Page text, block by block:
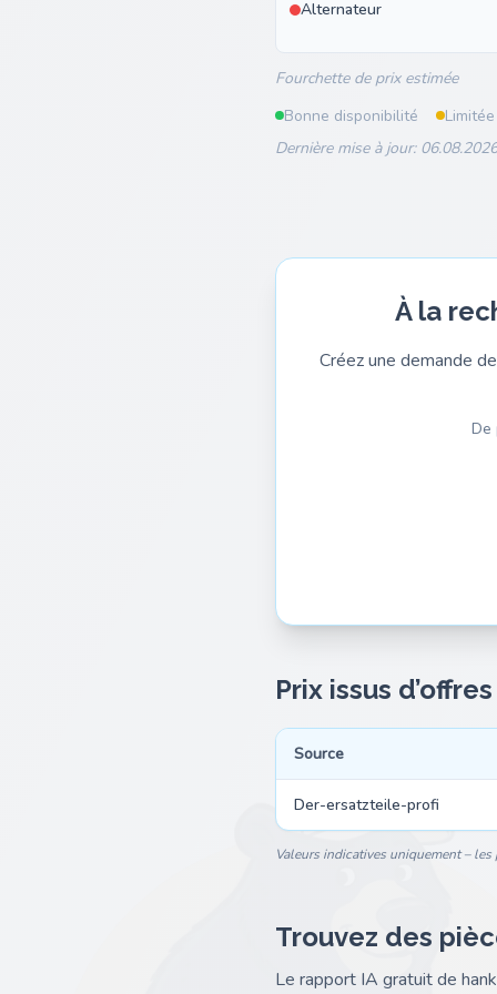
Alternateur
Fourchette de prix estimée
Bonne disponibilité
Limitée
Dernière mise à jour:
À la
Créez une demande
De
Prix issus
Source
Der-ersatzteile-profi
Valeurs indicatives uniquement –
Trouvez des
Le rapport IA gratuit de